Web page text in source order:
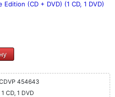
(CD + DVD) (1 CD, 1 DVD)
454643
1 CD, 1 DVD